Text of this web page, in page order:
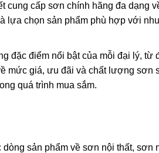
cung cấp sơn chính hãng đa dạng
lựa chọn sản phẩm phù hợp với
đặc điểm nổi bật của mỗi đại lý, từ
mức giá, ưu đãi và chất lượng sơn
quá trình mua sắm.
sản phẩm về sơn nội thất, sơn